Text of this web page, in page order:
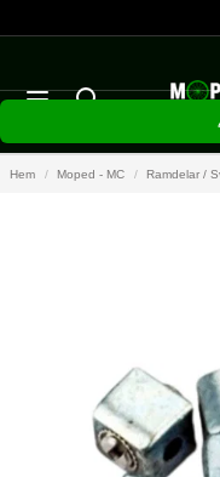
Hem Moped - MC Ramdelar /